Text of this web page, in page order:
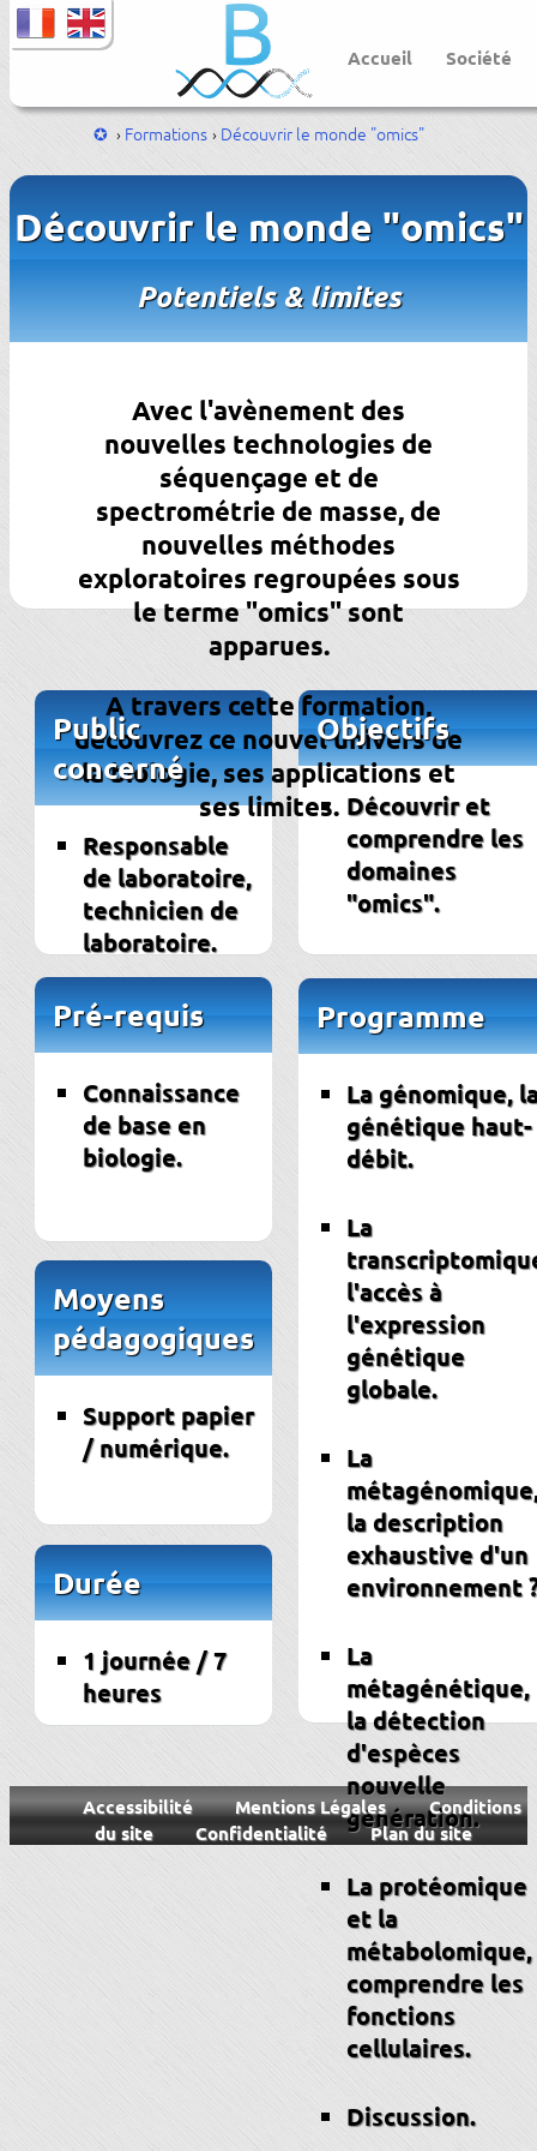
Accueil Société
Formations Découvrir le monde "omics"
Découvrir le monde "omics"
Potentiels & limites
Avec l'avènement des
nouvelles technologies de
séquençage et de
spectrométrie de masse, de
nouvelles méthodes
exploratoires regroupées sous
le terme "omics" sont
apparues.
A travers cette formation,
découvrez ce nouvel univers de
la biologie, ses applications et
ses limites.
Public
concerné
Responsable
de laboratoire,
technicien de
laboratoire.
Objectifs
Découvrir et
comprendre les
domaines
"omics".
Pré-requis
Connaissance
de base en
biologie.
Moyens
pédagogiques
Support papier
/ numérique.
Durée
1 journée / 7
heures
Programme
La génomique,
génétique haut-
débit.
La
l'accès à
l'expression
génétique
globale.
La
la description
exhaustive d'un
environnement
La
métagénétique,
la détection
d'espèces
nouvelle
génération.
La protéomique
et la
métabolomique,
comprendre les
fonctions
cellulaires.
Discussion.
Accessibilité Mentions Légales
Conditions
du site
Confidentialité Plan du site